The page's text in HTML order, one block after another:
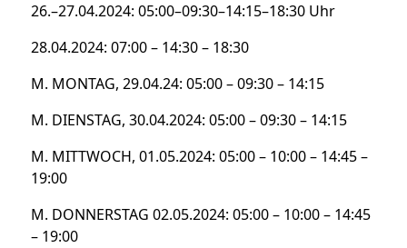
26.–27.04.2024: 05:00–09:30–14:15–18:30 Uhr
28.04.2024: 07:00 – 14:30 – 18:30
M. MONTAG, 29.04.24: 05:00 – 09:30 – 14:15
M. DIENSTAG, 30.04.2024: 05:00 – 09:30 – 14:15
M. MITTWOCH, 01.05.2024: 05:00 – 10:00 – 14:45 –
19:00
M. DONNERSTAG 02.05.2024: 05:00 – 10:00 – 14:45
– 19:00